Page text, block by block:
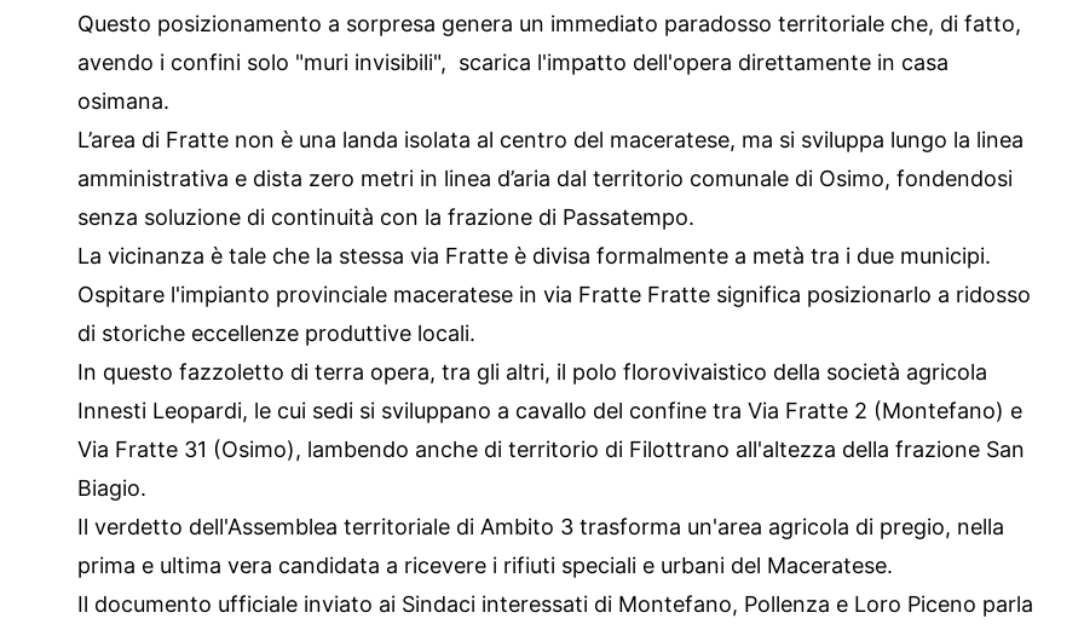
Questo posizionamento a sorpresa genera un immediato paradosso territoriale che, di fatto,
avendo i confini solo "muri invisibili", scarica l'impatto dell'opera direttamente in casa
osimana.
L’area di Fratte non è una landa isolata al centro del maceratese, ma si sviluppa lungo la linea
amministrativa e dista zero metri in linea d’aria dal territorio comunale di Osimo, fondendosi
senza soluzione di continuità con la frazione di Passatempo.
La vicinanza è tale che la stessa via Fratte è divisa formalmente a metà tra i due municipi.
Ospitare l'impianto provinciale maceratese in via Fratte Fratte significa posizionarlo a ridosso
di storiche eccellenze produttive locali.
In questo fazzoletto di terra opera, tra gli altri, il polo florovivaistico della società agricola
Innesti Leopardi, le cui sedi si sviluppano a cavallo del confine tra Via Fratte 2 (Montefano) e
Via Fratte 31 (Osimo), lambendo anche di territorio di Filottrano all'altezza della frazione San
Biagio.
Il verdetto dell'Assemblea territoriale di Ambito 3 trasforma un'area agricola di pregio, nella
prima e ultima vera candidata a ricevere i rifiuti speciali e urbani del Maceratese.
Il documento ufficiale inviato ai Sindaci interessati di Montefano, Pollenza e Loro Piceno parla